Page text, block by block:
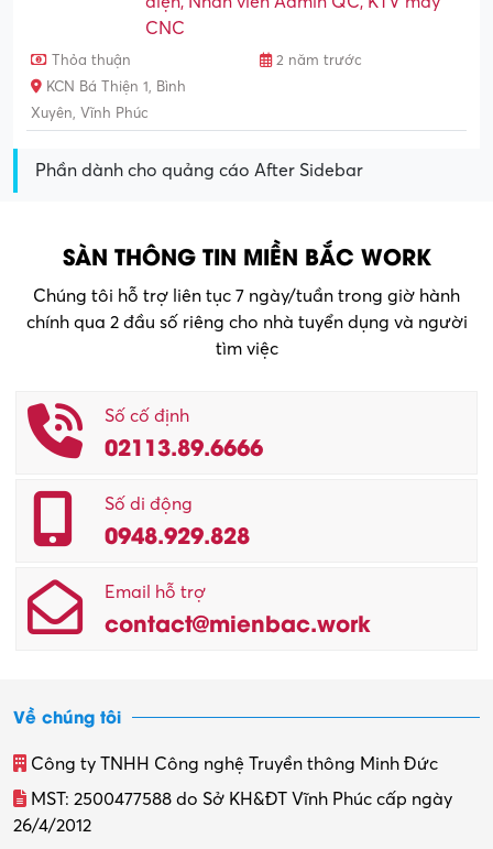
CNC
Thỏa thuận
2 năm trước
KCN Bá Thiện 1, Bình
Xuyên, Vĩnh Phúc
Phần dành cho quảng cáo After Sidebar
SÀN THÔNG TIN MIỀN BẮC WORK
Chúng tôi hỗ trợ liên tục 7 ngày/tuần trong giờ hành
chính qua 2 đầu số riêng cho nhà tuyển dụng và người
tìm việc
Số cố định
02113.89.6666
Số di động
0948.929.828
Email hỗ trợ
contact@mienbac.work
Về chúng tôi
Công ty TNHH Công nghệ Truyền thông Minh Đức
MST: 2500477588 do Sở KH&ĐT Vĩnh Phúc cấp ngày
26/4/2012